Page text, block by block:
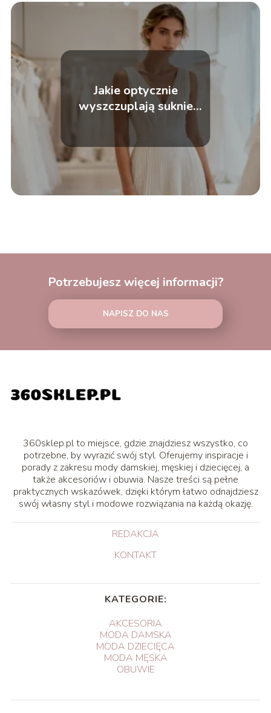
Jakie optycznie
wyszczuplają suknie
ślubne plus size?
Potrzebujesz więcej informacji?
NAPISZ DO NAS
360sklep.pl to miejsce, gdzie znajdziesz wszystko, co
potrzebne, by wyrazić swój styl. Oferujemy inspiracje i
porady z zakresu mody damskiej, męskiej i dziecięcej, a
także akcesoriów i obuwia. Nasze treści są pełne
praktycznych wskazówek, dzięki którym łatwo odnajdziesz
swój własny styl i modowe rozwiązania na każdą okazję.
REDAKCJA
KONTAKT
KATEGORIE:
AKCESORIA
MODA DAMSKA
MODA DZIECIĘCA
MODA MĘSKA
OBUWIE